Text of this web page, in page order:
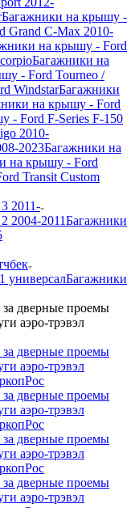
Багажники на крышу -
Grand C-Max 2010-
на крышу - Ford
Багажники на
- Ford Tourneo /
WindstarБагажники
на крышу - Ford
- Ford F-Series F-150
2010-
2023Багажники на
на крышу - Ford
Transit Custom
2011-
2004-2011Багажники
универсалБагажники
дверные проемы
аэро-трэвэл